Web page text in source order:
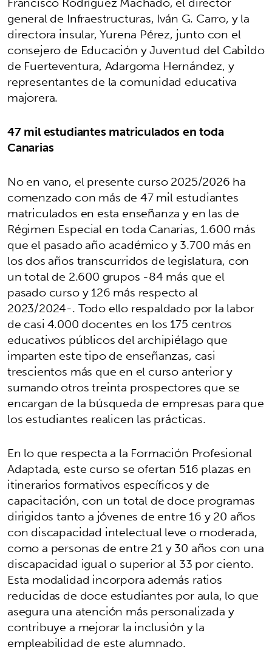
general de Infraestructuras, Iván G. Carro, y la
directora insular, Yurena Pérez, junto con el
consejero de Educación y Juventud del Cabildo
de Fuerteventura, Adargoma Hernández, y
representantes de la comunidad educativa
majorera.
47 mil estudiantes matriculados en toda
Canarias
No en vano, el presente curso 2025/2026 ha
comenzado con más de 47 mil estudiantes
matriculados en esta enseñanza y en las de
Régimen Especial en toda Canarias, 1.600 más
que el pasado año académico y 3.700 más en
los dos años transcurridos de legislatura, con
un total de 2.600 grupos -84 más que el
pasado curso y 126 más respecto al
2023/2024-. Todo ello respaldado por la labor
de casi 4.000 docentes en los 175 centros
educativos públicos del archipiélago que
imparten este tipo de enseñanzas, casi
trescientos más que en el curso anterior y
sumando otros treinta prospectores que se
encargan de la búsqueda de empresas para que
los estudiantes realicen las prácticas.
En lo que respecta a la Formación Profesional
Adaptada, este curso se ofertan 516 plazas en
itinerarios formativos específicos y de
capacitación, con un total de doce programas
dirigidos tanto a jóvenes de entre 16 y 20 años
con discapacidad intelectual leve o moderada,
como a personas de entre 21 y 30 años con una
discapacidad igual o superior al 33 por ciento.
Esta modalidad incorpora además ratios
reducidas de doce estudiantes por aula, lo que
asegura una atención más personalizada y
contribuye a mejorar la inclusión y la
empleabilidad de este alumnado.